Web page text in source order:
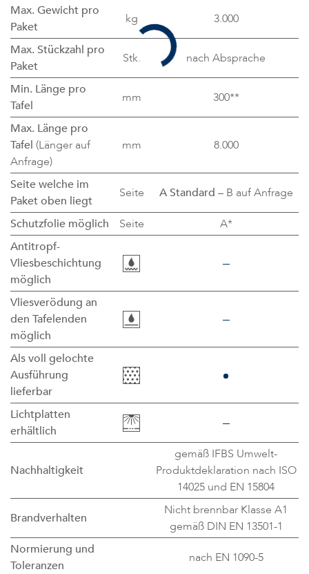
Max. Gewicht pro
Paket
kg 3.000
Max. Stückzahl pro
Paket
Stk. nach Absprache
Min. Länge pro
Tafel
mm 300**
Max. Länge pro
Tafel (Länger auf
Anfrage)
mm 8.000
Seite welche im
Paket oben liegt
Seite A Standard – B auf Anfrage
Schutzfolie möglich Seite
A*
Antitropf-
Vliesbeschichtung
möglich
Vliesverödung an
den Tafelenden
möglich
Als voll gelochte
Ausführung
lieferbar
Lichtplatten
erhältlich
Nachhaltigkeit
gemäß IFBS Umwelt-
Produktdeklaration nach ISO
14025 und EN 15804
Brandverhalten
Nicht brennbar Klasse A1
gemäß DIN EN 13501-1
Normierung und
Toleranzen
nach EN 1090-5